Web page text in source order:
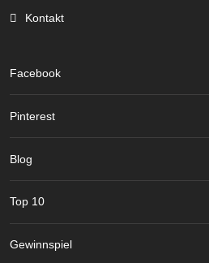
Kontakt
Facebook
Pinterest
Blog
Top 10
Gewinnspiel